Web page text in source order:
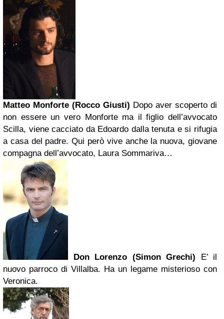
Matteo Monforte (Rocco Giusti) Dopo aver scoperto di
non essere un vero Monforte ma il figlio dell’avvocato
Scilla, viene cacciato da Edoardo dalla tenuta e si rifugia
a casa del padre. Qui però vive anche la nuova, giovane
compagna dell’avvocato, Laura Sommariva…
Don Lorenzo (Simon Grechi) E’ il
nuovo parroco di Villalba. Ha un legame misterioso con
Veronica.